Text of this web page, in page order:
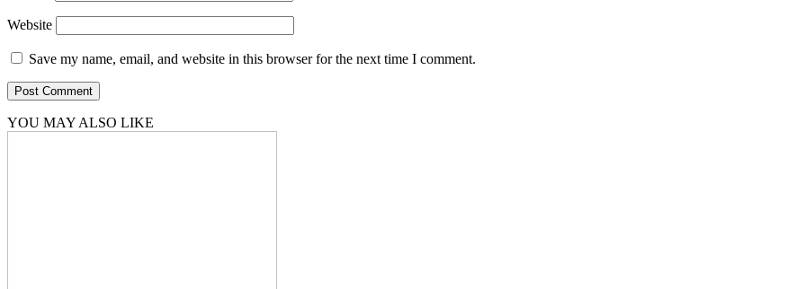
Website
Save my name, email, and website in this browser for the next time I comment.
YOU MAY ALSO LIKE